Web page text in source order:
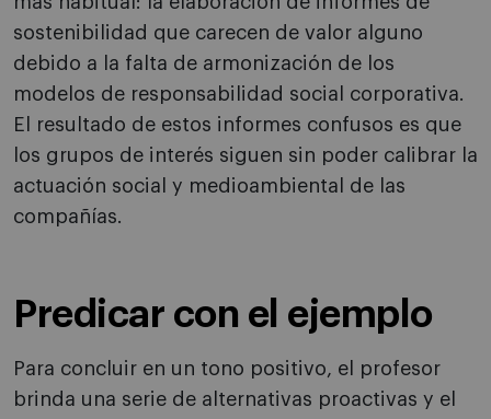
sostenibilidad que carecen de valor alguno
debido a la falta de armonización de los
modelos de responsabilidad social corporativa.
El resultado de estos informes confusos es que
los grupos de interés siguen sin poder calibrar la
actuación social y medioambiental de las
compañías.
Predicar con el ejemplo
Para concluir en un tono positivo, el profesor
brinda una serie de alternativas proactivas y el